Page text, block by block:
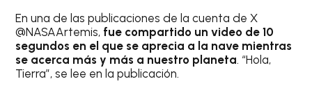
En una de las publicaciones de la cuenta de X
@NASAArtemis, fue compartido un video de 10
segundos en el que se aprecia a la nave mientras
se acerca más y más a nuestro planeta. “Hola,
Tierra”, se lee en la publicación.